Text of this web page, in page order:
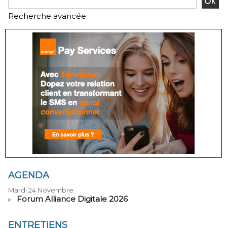
Recherche avancée
AGENDA
Mardi 24 Novembre
Forum Alliance Digitale 2026
ENTRETIENS